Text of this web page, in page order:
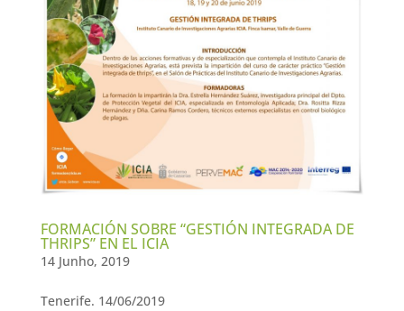
FORMACIÓN SOBRE “GESTIÓN INTEGRADA DE
THRIPS” EN EL ICIA
14 Junho, 2019
Tenerife. 14/06/2019